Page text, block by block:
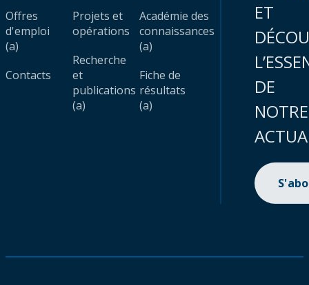
Offres
d'emploi
(a)
Contacts
Projets et
opérations
Recherche
et
publications
(a)
Académie des
connaissances
(a)
Fiche de
résultats
(a)
ET
DE
NOTRE